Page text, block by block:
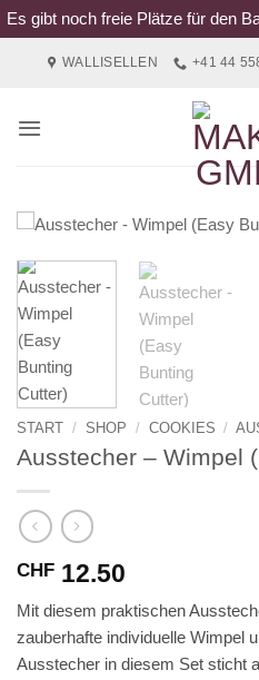
Es gibt noch freie Plätze für den
WALLISELLEN +41 44
START / SHOP / COOKIES /
Ausstecher – Wimpel
CHF 12.50
Mit diesem praktischen
zauberhafte individuelle Wimpel
Ausstecher in diesem Set sticht